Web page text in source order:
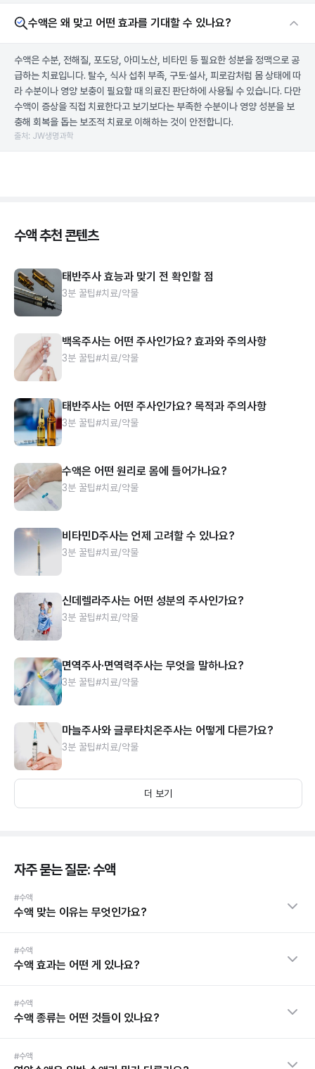
수액은 왜 맞고 어떤 효과를 기대할 수 있나요?
수액은 수분, 전해질, 포도당, 아미노산, 비타민 등 필요한 성분을 정맥으로 공
급하는 치료입니다. 탈수, 식사 섭취 부족, 구토·설사, 피로감처럼 몸 상태에 따
라 수분이나 영양 보충이 필요할 때 의료진 판단하에 사용될 수 있습니다. 다만
수액이 증상을 직접 치료한다고 보기보다는 부족한 수분이나 영양 성분을 보
충해 회복을 돕는 보조적 치료로 이해하는 것이 안전합니다.
출처: JW생명과학
수액 추천 콘텐츠
태반주사 효능과 맞기 전 확인할 점
3분 꿀팁#치료/약물
백옥주사는 어떤 주사인가요? 효과와 주의사항
3분 꿀팁#치료/약물
태반주사는 어떤 주사인가요? 목적과 주의사항
3분 꿀팁#치료/약물
수액은 어떤 원리로 몸에 들어가나요?
3분 꿀팁#치료/약물
비타민D주사는 언제 고려할 수 있나요?
3분 꿀팁#치료/약물
신데렐라주사는 어떤 성분의 주사인가요?
3분 꿀팁#치료/약물
면역주사·면역력주사는 무엇을 말하나요?
3분 꿀팁#치료/약물
마늘주사와 글루타치온주사는 어떻게 다른가요?
3분 꿀팁#치료/약물
더 보기
자주 묻는 질문: 수액
#수액
수액 맞는 이유는 무엇인가요?
#수액
수액 효과는 어떤 게 있나요?
#수액
수액 종류는 어떤 것들이 있나요?
#수액